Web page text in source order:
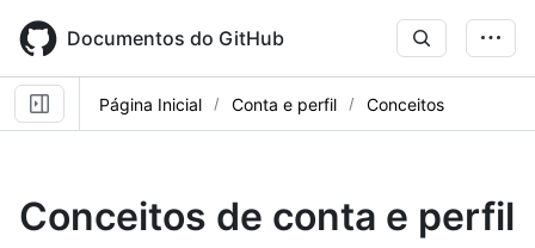
main
content
Documentos do GitHub
Página Inicial Conta e perfil Conceitos
Conceitos de conta e perfil